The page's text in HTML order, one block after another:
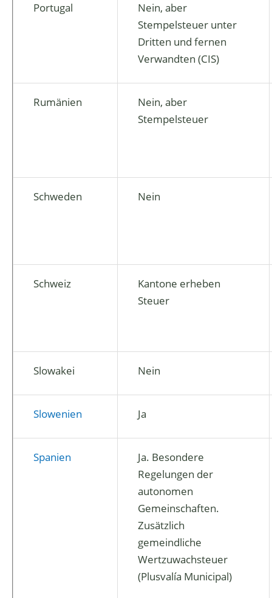
Portugal
Nein, aber
Stempelsteuer unter
Dritten und fernen
Verwandten (CIS)
Rumänien
Nein, aber
Stempelsteuer
Schweden Nein
Schweiz
Kantone erheben
Steuer
Slowakei Nein
Slowenien Ja
Spanien
Ja. Besondere
Regelungen der
autonomen
Gemeinschaften.
Zusätzlich
gemeindliche
Wertzuwachsteuer
(Plusvalía Municipal)